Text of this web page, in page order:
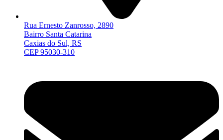
Rua Ernesto Zanrosso, 2890
Bairro Santa Catarina
Caxias do Sul, RS
CEP 95030-310